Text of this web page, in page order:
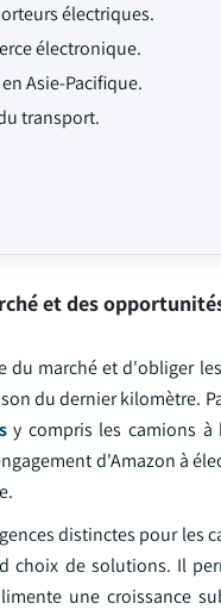
électriques.
électronique.
Asie-Pacifique.
transport.
et des
marché et d'obliger
du dernier kilomètre.
y compris les camions à
d'Amazon à
distinctes pour
choix de solutions. Il
une croissance